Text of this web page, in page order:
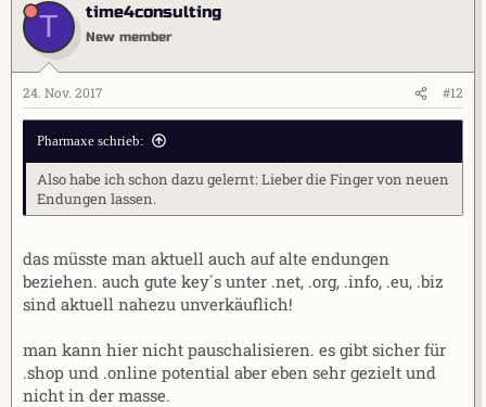
T time4consulting
New member
24. Nov. 2017 #12
Pharmaxe schrieb:
Also habe ich schon dazu gelernt: Lieber die Finger von neuen
Endungen lassen.
das müsste man aktuell auch auf alte endungen
beziehen. auch gute key´s unter .net, .org, .info, .eu, .biz
sind aktuell nahezu unverkäuflich!
man kann hier nicht pauschalisieren. es gibt sicher für
.shop und .online potential aber eben sehr gezielt und
nicht in der masse.